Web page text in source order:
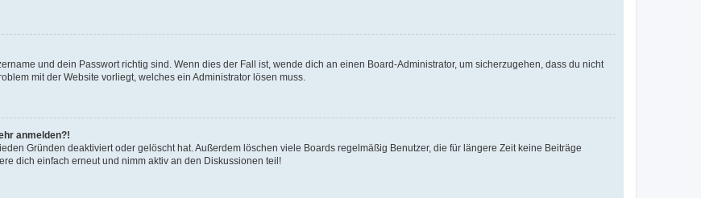
und dein Passwort richtig sind. Wenn dies der Fall ist, wende dich an einen Board-Administrator, um sicherzugehen, dass du nicht
mit der Website vorliegt, welches ein Administrator lösen muss.
anmelden?!
Gründen deaktiviert oder gelöscht hat. Außerdem löschen viele Boards regelmäßig Benutzer, die für längere Zeit keine Beiträge
dich einfach erneut und nimm aktiv an den Diskussionen teil!